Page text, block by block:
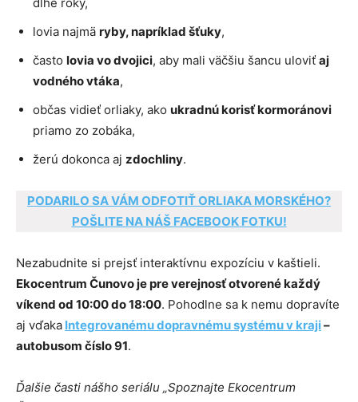
lovia najmä ryby, napríklad šťuky,
často lovia vo dvojici, aby mali väčšiu šancu uloviť aj
vodného vtáka,
občas vidieť orliaky, ako ukradnú korisť kormoránovi
priamo zo zobáka,
žerú dokonca aj zdochliny.
PODARILO SA VÁM ODFOTIŤ ORLIAKA MORSKÉHO?
POŠLITE NA NÁŠ FACEBOOK FOTKU!
Nezabudnite si prejsť interaktívnu expozíciu v kaštieli.
Ekocentrum Čunovo je pre verejnosť otvorené každý
víkend od 10:00 do 18:00. Pohodlne sa k nemu dopravíte
aj vďaka Integrovanému dopravnému systému v kraji–
autobusom číslo 91.
Ďalšie časti nášho seriálu „Spoznajte Ekocentrum